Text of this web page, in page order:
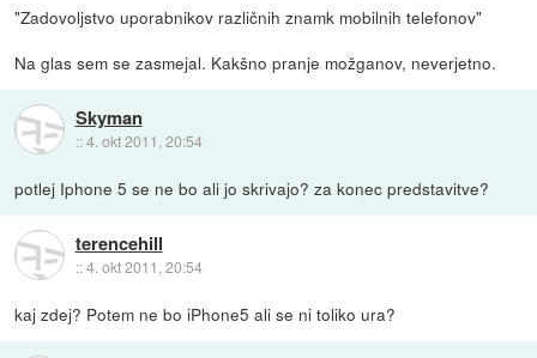
"Zadovoljstvo uporabnikov različnih znamk mobilnih telefonov"
Na glas sem se zasmejal. Kakšno pranje možganov, neverjetno.
Skyman
::4. okt 2011, 20:54
potlej Iphone 5 se ne bo ali jo skrivajo? za konec predstavitve?
terencehill
::4. okt 2011, 20:54
kaj zdej? Potem ne bo iPhone5 ali se ni toliko ura?